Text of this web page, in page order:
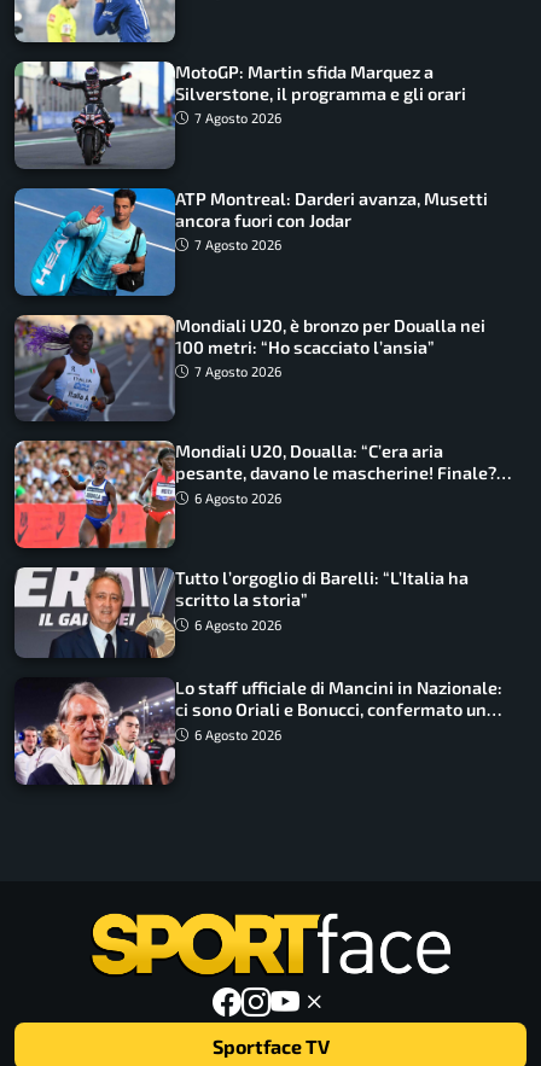
MotoGP: Martin sfida Marquez a
Silverstone, il programma e gli orari
7 Agosto 2026
ATP Montreal: Darderi avanza, Musetti
ancora fuori con Jodar
7 Agosto 2026
Mondiali U20, è bronzo per Doualla nei
100 metri: “Ho scacciato l’ansia”
7 Agosto 2026
Mondiali U20, Doualla: “C’era aria
pesante, davano le mascherine! Finale?
Non ho nulla da perdere”
6 Agosto 2026
Tutto l’orgoglio di Barelli: “L’Italia ha
scritto la storia”
6 Agosto 2026
Lo staff ufficiale di Mancini in Nazionale:
ci sono Oriali e Bonucci, confermato un
ritorno
6 Agosto 2026
Sportface TV